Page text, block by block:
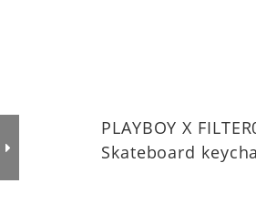
PLAYBOY X
Skateboard